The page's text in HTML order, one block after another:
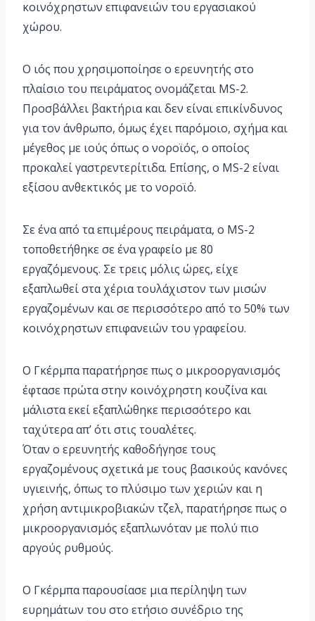
κοινόχρηστων επιφανειών του εργασιακού
χώρου.
Ο ιός που χρησιμοποίησε ο ερευνητής στο
πλαίσιο του πειράματος ονομάζεται MS-2.
Προσβάλλει βακτήρια και δεν είναι επικίνδυνος
για τον άνθρωπο, όμως έχει παρόμοιο, σχήμα και
μέγεθος με ιούς όπως ο νοροϊός, ο οποίος
προκαλεί γαστρεντερίτιδα. Επίσης, ο MS-2 είναι
εξίσου ανθεκτικός με το νοροϊό.
Σε ένα από τα επιμέρους πειράματα, ο MS-2
τοποθετήθηκε σε ένα γραφείο με 80
εργαζόμενους. Σε τρεις μόλις ώρες, είχε
εξαπλωθεί στα χέρια τουλάχιστον των μισών
εργαζομένων και σε περισσότερο από το 50% των
κοινόχρηστων επιφανειών του γραφείου.
Ο Γκέρμπα παρατήρησε πως ο μικροοργανισμός
έφτασε πρώτα στην κοινόχρηστη κουζίνα και
μάλιστα εκεί εξαπλώθηκε περισσότερο και
ταχύτερα απ’ ότι στις τουαλέτες.
Όταν ο ερευνητής καθοδήγησε τους
εργαζομένους σχετικά με τους βασικούς κανόνες
υγιεινής, όπως το πλύσιμο των χεριών και η
χρήση αντιμικροβιακών τζελ, παρατήρησε πως ο
μικροοργανισμός εξαπλωνόταν με πολύ πιο
αργούς ρυθμούς.
Ο Γκέρμπα παρουσίασε μια περίληψη των
ευρημάτων του στο ετήσιο συνέδριο της